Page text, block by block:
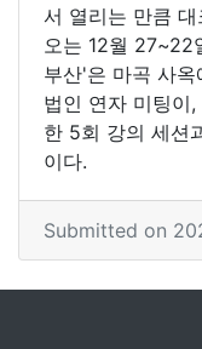
서 열리는 만큼
오는 12월 27~22
부산'은 마곡 사
법인 연자 미팅이
한 5회 강의 세션
이다.
Submitted on